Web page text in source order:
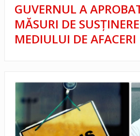
GUVERNUL A
MĂSURI DE
MEDIULUI DE AFACERI